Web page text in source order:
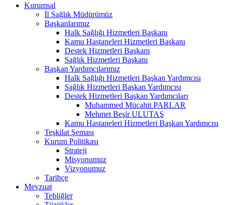
Kurumsal
İl Sağlık Müdürümüz
Başkanlarımız
Halk Sağlığı Hizmetleri Başkanı
Kamu Hastaneleri Hizmetleri Başkanı
Destek Hizmetleri Başkanı
Sağlık Hizmetleri Başkanı
Başkan Yardımcılarımız
Halk Sağlığı Hizmetleri Başkan Yardımcısı
Sağlık Hizmetleri Başkan Yardımcısı
Destek Hizmetleri Başkan Yardımcıları
Muhammed Mücahit PARLAR
Mehmet Beşir ULUTAŞ
Kamu Hastaneleri Hizmetleri Başkan Yardımcısı
Teşkilat Şeması
Kurum Politikası
Strateji
Misyonumuz
Vizyonumuz
Tarihçe
Mevzuat
Tebliğler